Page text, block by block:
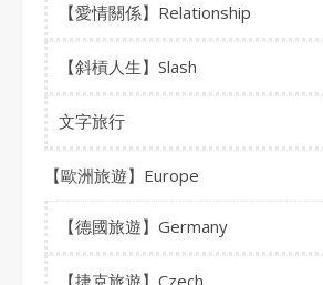
【愛情關係】Relationship
【斜槓人生】Slash
文字旅行
【歐洲旅遊】Europe
【德國旅遊】Germany